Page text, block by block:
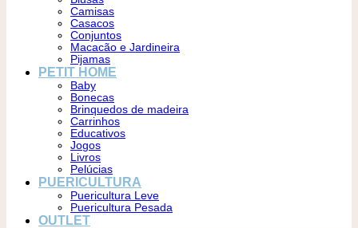
Camisas
Casacos
Conjuntos
Macacão e Jardineira
Pijamas
PETIT HOME
Baby
Bonecas
Brinquedos de madeira
Carrinhos
Educativos
Jogos
Livros
Pelúcias
PUERICULTURA
Puericultura Leve
Puericultura Pesada
OUTLET